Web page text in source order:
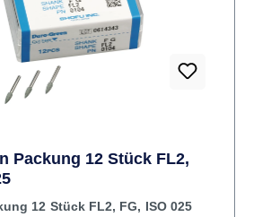
Packung 12 Stück FL2,
12 Stück FL2, FG, ISO 025